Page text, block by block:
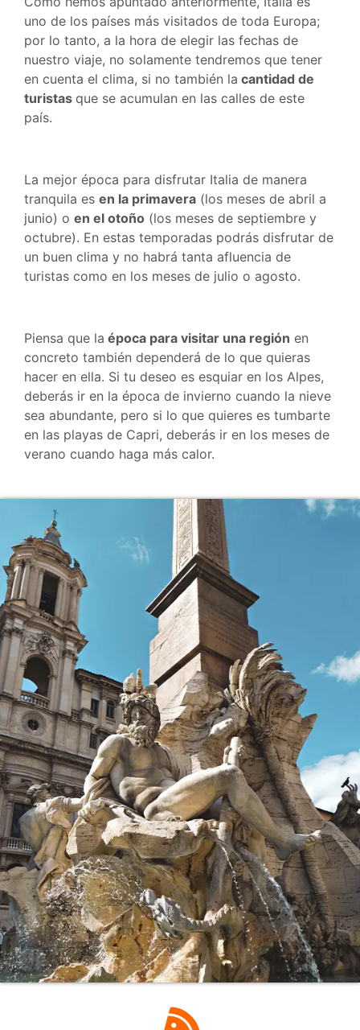
uno de los países más visitados de toda Europa;
por lo tanto, a la hora de elegir las fechas de
nuestro viaje, no solamente tendremos que tener
en cuenta el clima, si no también la cantidad de
turistas que se acumulan en las calles de este
país.
La mejor época para disfrutar Italia de manera
tranquila es en la primavera (los meses de abril a
junio) o en el otoño (los meses de septiembre y
octubre). En estas temporadas podrás disfrutar de
un buen clima y no habrá tanta afluencia de
turistas como en los meses de julio o agosto.
Piensa que la época para visitar una región en
concreto también dependerá de lo que quieras
hacer en ella. Si tu deseo es esquiar en los Alpes,
deberás ir en la época de invierno cuando la nieve
sea abundante, pero si lo que quieres es tumbarte
en las playas de Capri, deberás ir en los meses de
verano cuando haga más calor.